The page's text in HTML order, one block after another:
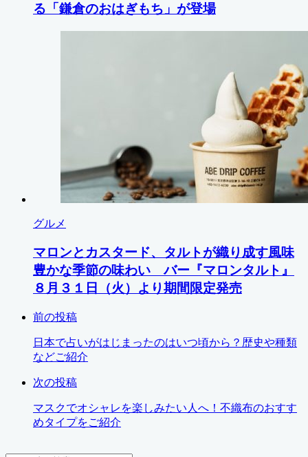
る「鎌倉のおはぎもち」が登場
グルメ
マロンとカスタード、タルトが織り成す風味
豊かな季節の味わい バー『マロンタルト』
８月３１日（火）より期間限定発売
前の投稿
日本で占いがはじまったのはいつ頃から？歴史や種類
などご紹介
次の投稿
マスクでオシャレを楽しみたい人へ！不織布のおすす
めタイプをご紹介